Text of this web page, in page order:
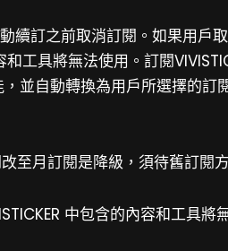
訂之前取消訂閱。如果用戶
工具將無法使用。訂閱
並自動轉換為用戶所選擇的
月訂閱是降級，須待舊訂閱
中包含的內容和工具將